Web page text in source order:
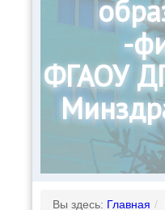
-
ФГАОУ
Вы здесь: Главная /